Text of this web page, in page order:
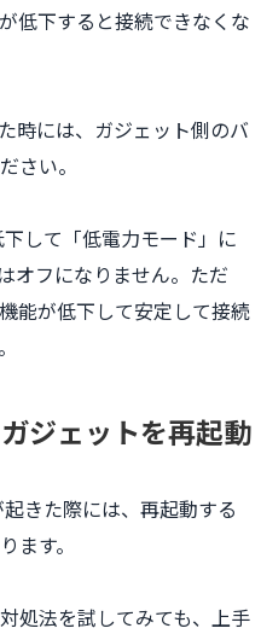
低下すると接続できなくな
時には、ガジェット側のバ
さい。
して「低電力モード」に
オフになりません。ただ
能が低下して安定して接続
ジェットを再起動
きた際には、再起動する
ます。
処法を試してみても、上手